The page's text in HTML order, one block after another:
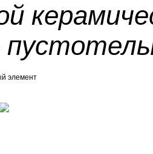
элемент